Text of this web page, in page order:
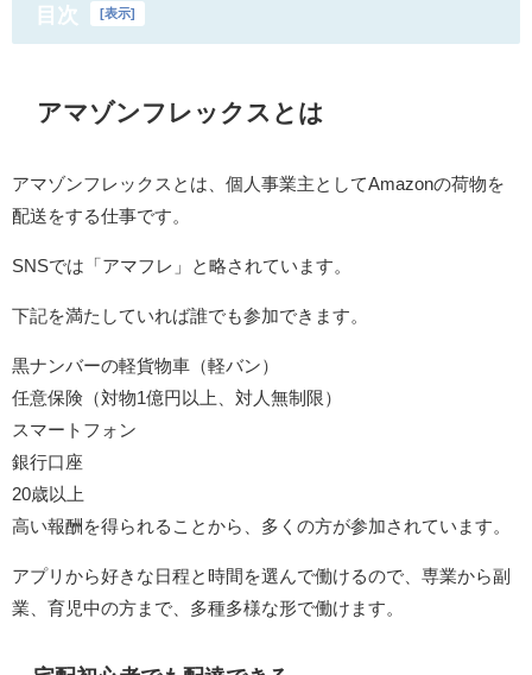
目次 [表示]
アマゾンフレックスとは
アマゾンフレックスとは、個人事業主としてAmazonの荷物を
配送をする仕事です。
SNSでは「アマフレ」と略されています。
下記を満たしていれば誰でも参加できます。
黒ナンバーの軽貨物車（軽バン）
任意保険（対物1億円以上、対人無制限）
スマートフォン
銀行口座
20歳以上
高い報酬を得られることから、多くの方が参加されています。
アプリから好きな日程と時間を選んで働けるので、専業から副
業、育児中の方まで、多種多様な形で働けます。